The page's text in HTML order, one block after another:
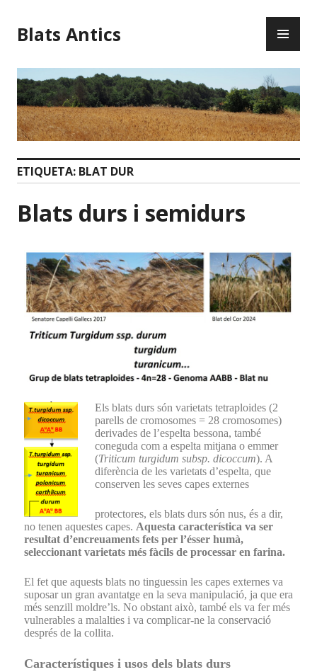
Blats Antics
ETIQUETA: BLAT DUR
Blats durs i semidurs
Els blats durs són varietats tetraploides (2
parells de cromosomes = 28 cromosomes)
derivades de l’espelta bessona, també
coneguda com a espelta mitjana o emmer
(Triticum turgidum subsp. dicoccum). A
diferència de les varietats d’espelta, que
conserven les seves capes externes
protectores, els blats durs són nus, és a dir,
no tenen aquestes capes. Aquesta característica va ser
resultat d’encreuaments fets per l’ésser humà,
seleccionant varietats més fàcils de processar en farina.
El fet que aquests blats no tinguessin les capes externes va
suposar un gran avantatge en la seva manipulació, ja que era
més senzill moldre’ls. No obstant això, també els va fer més
vulnerables a malalties i va complicar-ne la conservació
després de la collita.
Característiques i usos dels blats durs